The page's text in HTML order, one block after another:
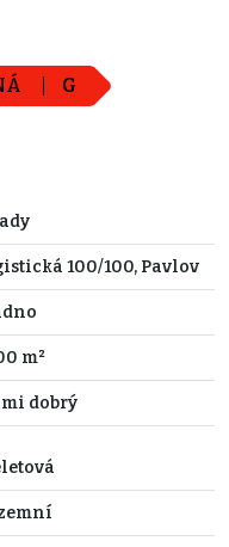
G
100/100, Pavlov
m²
dobrý